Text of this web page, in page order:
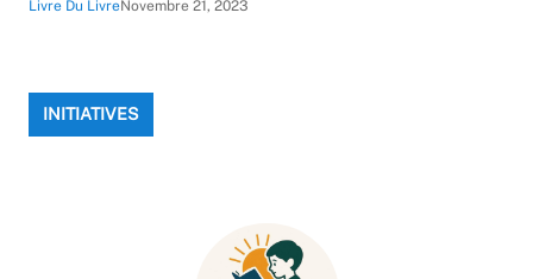
Livre Du LivreNovembre 21, 2023
INITIATIVES